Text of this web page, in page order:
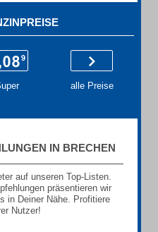
alle Preise
IN BRECHEN
auf unseren Top-Listen.
präsentieren wir
in Deiner Nähe. Profitiere
Nutzer!